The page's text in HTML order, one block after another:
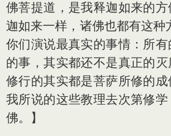
佛菩提道，是我释迦如来的
迦如来一样，诸佛也都有这种
你们演说最真实的事情：所
的事，其实都还不是真正的
修行的其实都是菩萨所修的
我所说的这些教理去次第修
佛。】